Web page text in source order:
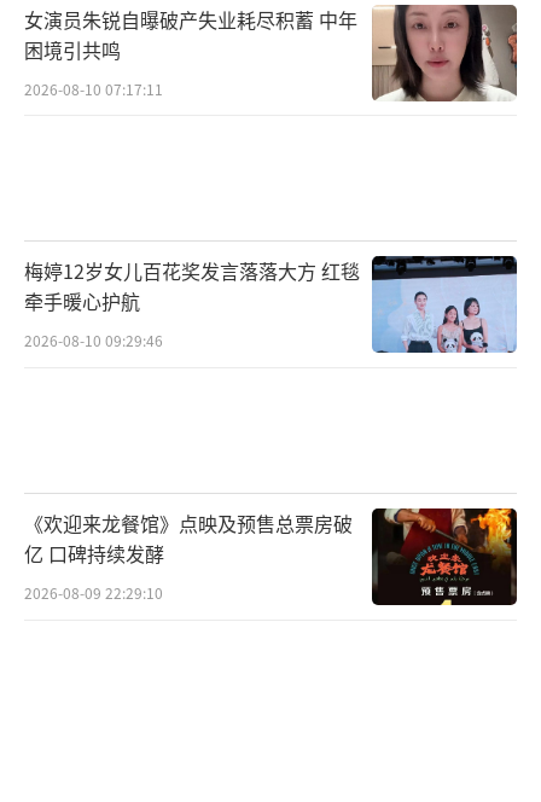
女演员朱锐自曝破产失业耗尽积蓄 中年
困境引共鸣
2026-08-10 07:17:11
梅婷12岁女儿百花奖发言落落大方 红毯
牵手暖心护航
2026-08-10 09:29:46
《欢迎来龙餐馆》点映及预售总票房破
亿 口碑持续发酵
2026-08-09 22:29:10